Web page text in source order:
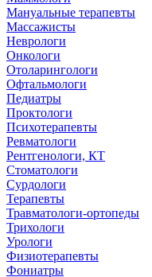
Мануальные терапевты
Массажисты
Неврологи
Онкологи
Отоларингологи
Офтальмологи
Педиатры
Проктологи
Психотерапевты
Ревматологи
Рентгенологи, КТ
Стоматологи
Сурдологи
Терапевты
Травматологи-ортопеды
Трихологи
Урологи
Физиотерапевты
Фониатры